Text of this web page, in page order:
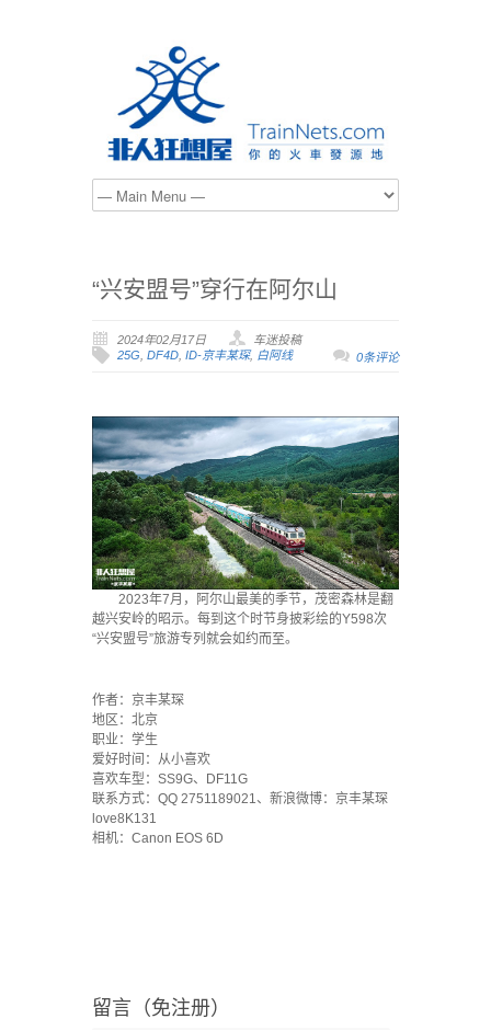
“兴安盟号”穿行在阿尔山
2024年02月17日
车迷投稿
25G, DF4D, ID-京丰某琛, 白阿线 0条评论
2023年7月，阿尔山最美的季节，茂密森林是翻
越兴安岭的昭示。每到这个时节身披彩绘的Y598次
“兴安盟号”旅游专列就会如约而至。
作者：京丰某琛
地区：北京
职业：学生
爱好时间：从小喜欢
喜欢车型：SS9G、DF11G
联系方式：QQ 2751189021、新浪微博：京丰某琛
love8K131
相机：Canon EOS 6D
留言（免注册）